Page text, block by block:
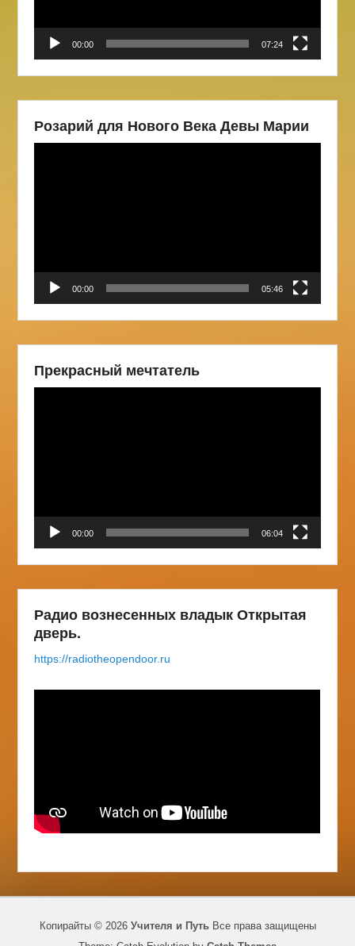
00:00 07:24
Розарий для Нового Века Девы Марии
00:00 05:46
Прекрасный мечтатель
00:00 06:04
Радио вознесенных владык Открытая
дверь.
https://radiotheopendoor.ru
Копирайты © 2026 Учителя и ПутьВсе права защищены